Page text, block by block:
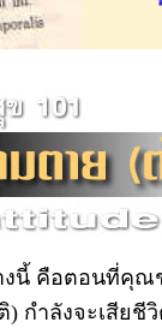
งนี้ คือตอนที่คุณ
กำลังจะเสียชี